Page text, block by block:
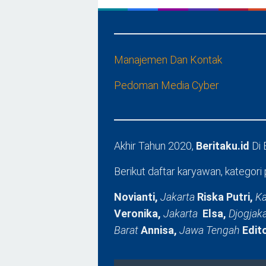
Manajemen Dan Kontak
Pedoman Media Cyber
Akhir Tahun 2020, Beritaku.id Di
Berikut daftar karyawan,
Novianti, Jakarta Riska Putri,
Veronika, Jakarta Elsa,
BaratAnnisa, Jawa Tengah